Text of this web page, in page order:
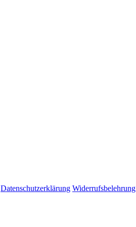
Datenschutzerklärung Widerrufsbelehrung